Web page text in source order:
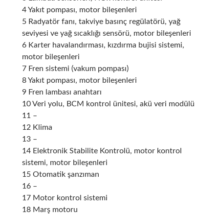
4 Yakıt pompası, motor bileşenleri
5 Radyatör fanı, takviye basınç regülatörü, yağ
seviyesi ve yağ sıcaklığı sensörü, motor bileşenleri
6 Karter havalandırması, kızdırma bujisi sistemi,
motor bileşenleri
7 Fren sistemi (vakum pompası)
8 Yakıt pompası, motor bileşenleri
9 Fren lambası anahtarı
10 Veri yolu, BCM kontrol ünitesi, akü veri modülü
11 –
12 Klima
13 –
14 Elektronik Stabilite Kontrolü, motor kontrol
sistemi, motor bileşenleri
15 Otomatik şanzıman
16 –
17 Motor kontrol sistemi
18 Marş motoru